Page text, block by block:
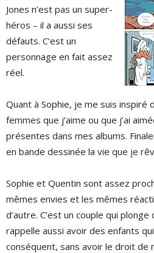
Jones n’est pas un super-
héros – il a aussi ses
défauts. C’est un
personnage en fait assez
réel.
Quant à Sophie, je me suis inspiré
femmes que j’aime ou que j’ai
présentes dans mes albums.
en bande dessinée la vie que je
Sophie et Quentin sont assez
mêmes envies et les mêmes
d’autre. C’est un couple qui
rappelle aussi avoir des enfants
conséquent, sans avoir le droit de